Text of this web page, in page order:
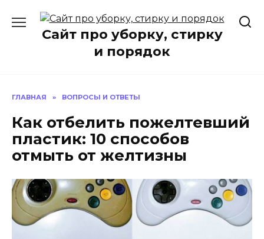
содержаниюСайт про уборку, стирку
и порядок
ГЛАВНАЯ » ВОПРОСЫ И ОТВЕТЫ
Как отбелить пожелтевший
пластик: 10 способов
отмыть от желтизны